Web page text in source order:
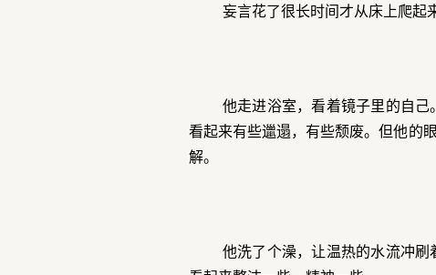
妄言花了很长时间才从床上爬起
他走进浴室，看着镜子里的自
看起来有些邋遢，有些颓废。但他的
解。
他洗了个澡，让温热的水流冲